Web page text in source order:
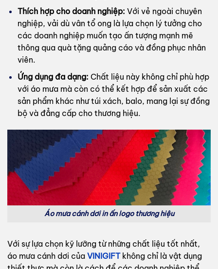
Thích hợp cho doanh nghiệp: Với vẻ ngoài chuyên
nghiệp, vải dù vân tổ ong là lựa chọn lý tưởng cho
các doanh nghiệp muốn tạo ấn tượng mạnh mẽ
thông qua quà tặng quảng cáo và đồng phục nhân
viên.
Ứng dụng đa dạng: Chất liệu này không chỉ phù hợp
với áo mưa mà còn có thể kết hợp để sản xuất các
sản phẩm khác như túi xách, balo, mang lại sự đồng
bộ và đẳng cấp cho thương hiệu.
Áo mưa cánh dơi in ấn logo thương hiệu
Với sự lựa chọn kỹ lưỡng từ những chất liệu tốt nhất,
áo mưa cánh dơi của VINIGIFTkhông chỉ là vật dụng